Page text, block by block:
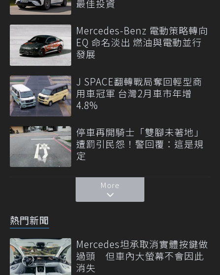
最佳投資
Mercedes-Benz 電動策略轉向
EQ 命名淡出 燃油與電動並行
發展
J SPACE翻轉戰局奪回輕型商
用車冠軍 台灣2月車市年增
4.8%
停車再開騎士「雙腳未著地」
遭罰引民怨！警回覆：這是規
定
More
熱門新聞
Mercedes坦承取消實體按鍵做
過頭 但車內大螢幕不會因此
消失